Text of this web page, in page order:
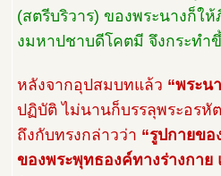
(สตรีบริวาร) ของพระนางก็ใ
งมหาปชาบดีโคตมี จึงกระท
หลังจากอุปสมบทแล้ว “พระน
ปฏิบัติ ไม่นานก็บรรลุพระอรหั
ถึงกับทรงกล่าวว่า “รูปกายขอ
ของพระพุทธองค์ทางร่างกาย